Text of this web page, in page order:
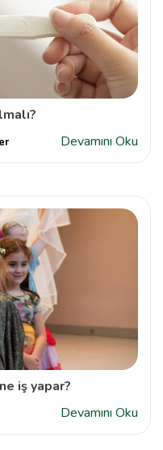
Devamını Oku
iş yapar?
Devamını Oku